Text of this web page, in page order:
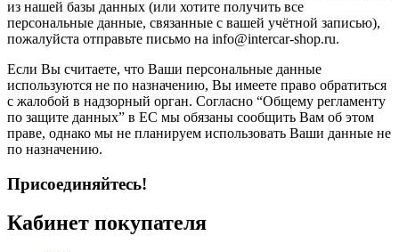
из нашей базы данных (или хотите получить все
персональные данные, связанные с вашей учётной записью),
пожалуйста отправьте письмо на info@intercar-shop.ru.
Если Вы считаете, что Ваши персональные данные
используются не по назначению, Вы имеете право обратиться
с жалобой в надзорный орган. Согласно “Общему регламенту
по защите данных” в ЕС мы обязаны сообщить Вам об этом
праве, однако мы не планируем использовать Ваши данные не
по назначению.
Присоединяйтесь!
Кабинет покупателя